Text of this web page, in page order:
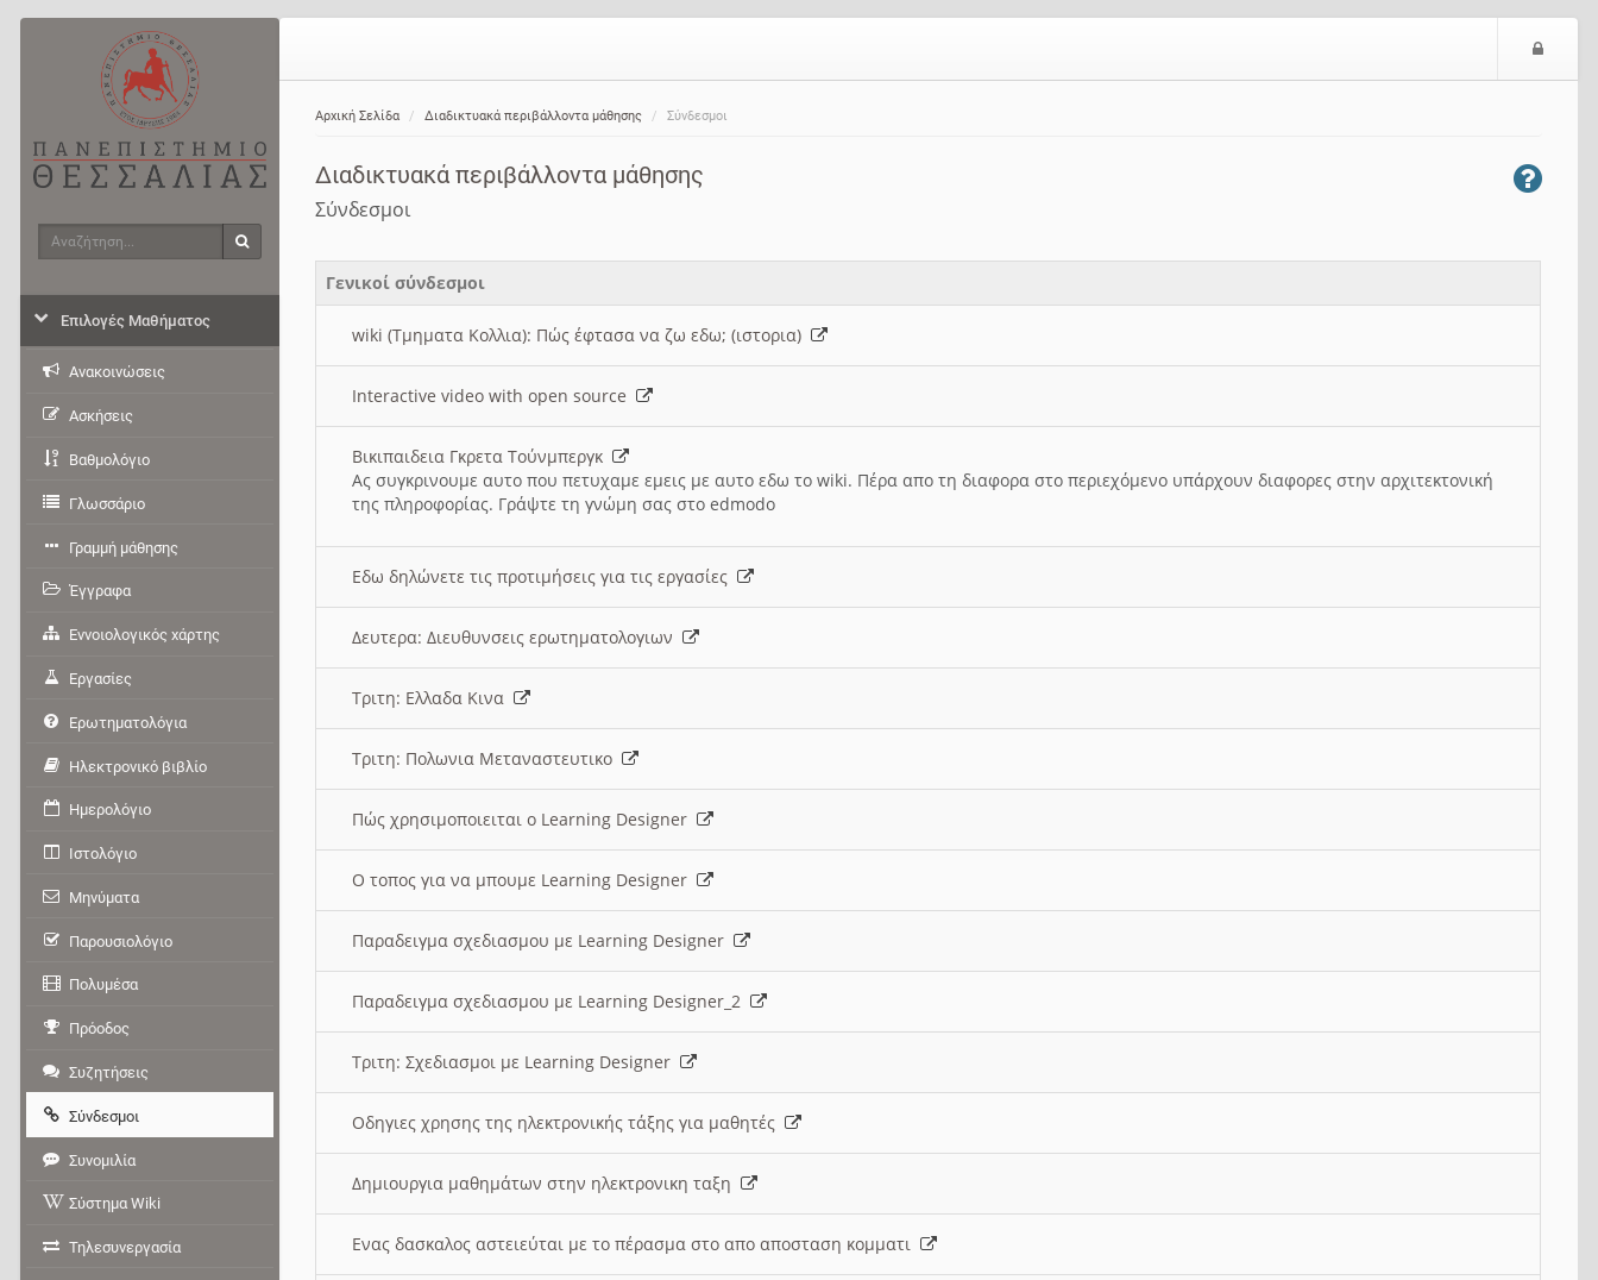
Αρχική Σελίδα Διαδικτυακά περιβάλλοντα μάθησης Σύνδεσμοι
Διαδικτυακά περιβάλλοντα μάθησης
Σύνδεσμοι
Γενικοί σύνδεσμοι
wiki (Τμηματα Κολλια): Πώς έφτασα να ζω εδω; (ιστορια)
Interactive video with open source
Βικιπαιδεια Γκρετα Τούνμπεργκ
Ας συγκρινουμε αυτο που πετυχαμε εμεις με αυτο εδω το wiki. Πέρα απο τη διαφορα στο περιεχόμενο υπάρχουν διαφορες στην αρχιτεκτονική
της πληροφορίας. Γράψτε τη γνώμη σας στο edmodo
Εδω δηλώνετε τις προτιμήσεις για τις εργασίες
Δευτερα: Διευθυνσεις ερωτηματολογιων
Τριτη: Ελλαδα Κινα
Τριτη: Πολωνια Μεταναστευτικο
Πώς χρησιμοποιειται ο Learning Designer
O τοπος για να μπουμε Learning Designer
Παραδειγμα σχεδιασμου με Learning Designer
Παραδειγμα σχεδιασμου με Learning Designer_2
Τριτη: Σχεδιασμοι με Learning Designer
Οδηγιες χρησης της ηλεκτρονικής τάξης για μαθητές
Δημιουργια μαθημάτων στην ηλεκτρονικη ταξη
Ενας δασκαλος αστειεύται με το πέρασμα στο απο αποσταση κομματι
Αναζήτηση
Επιλογές Μαθήματος
Ανακοινώσεις
Ασκήσεις
Βαθμολόγιο
Γλωσσάριο
Γραμμή μάθησης
Έγγραφα
Εννοιολογικός χάρτης
Εργασίες
Ερωτηματολόγια
Ηλεκτρονικό βιβλίο
Ημερολόγιο
Ιστολόγιο
Μηνύματα
Παρουσιολόγιο
Πολυμέσα
Πρόοδος
Συζητήσεις
Σύνδεσμοι
Συνομιλία
Σύστημα Wiki
Τηλεσυνεργασία